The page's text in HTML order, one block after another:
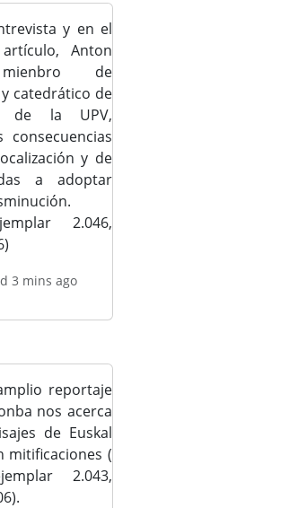
y en el
Anton
de
catedrático de
de la UPV,
consecuencias
y de
a adoptar
2.046,
3 mins ago
reportaje
nos acerca
de Euskal
mitificaciones (
2.043,